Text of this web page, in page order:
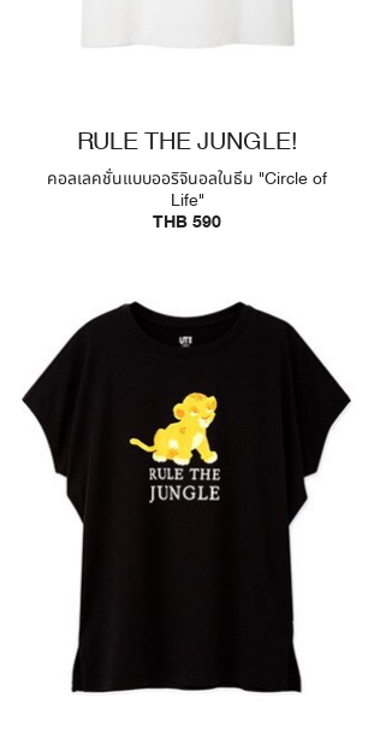
RULE THE JUNGLE!
คอลเลคชั่นแบบออริจินอลในธีม "Circle of
Life"
THB 590